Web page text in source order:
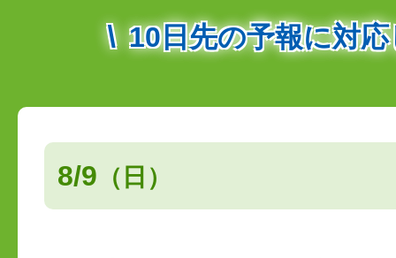
10日先の予報に対
8/9 （日）